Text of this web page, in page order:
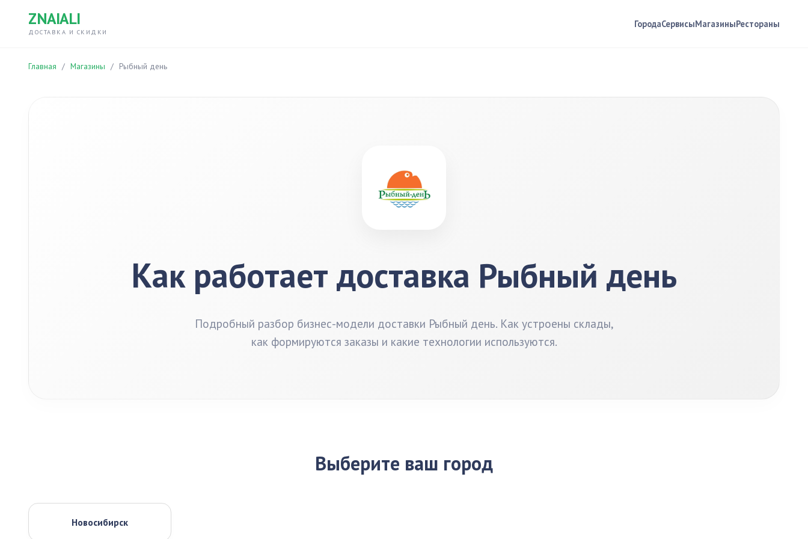
ZNAIALI
ДОСТАВКА И СКИДКИ
ГородаСервисыМагазиныРестораны
Главная / Магазины / Рыбный день
Как работает доставка Рыбный день
Подробный разбор бизнес-модели доставки Рыбный день. Как устроены склады,
как формируются заказы и какие технологии используются.
Выберите ваш город
Новосибирск